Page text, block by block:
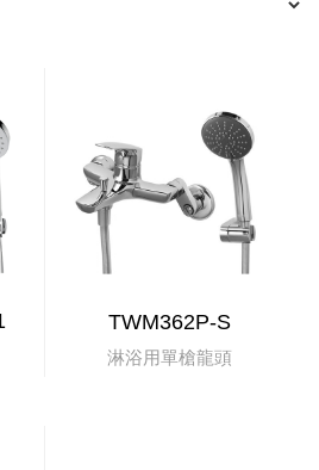
TWM362P-S
淋浴用單槍龍頭